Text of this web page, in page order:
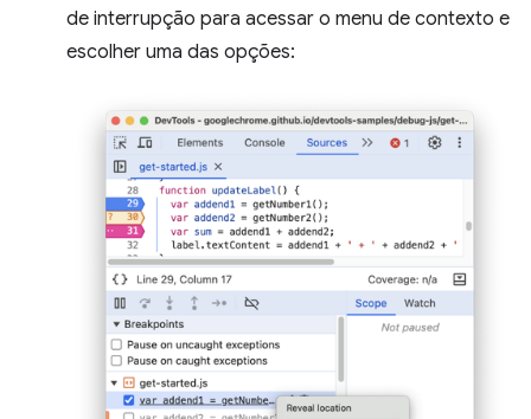
de interrupção para acessar o menu de contexto e
escolher uma das opções: